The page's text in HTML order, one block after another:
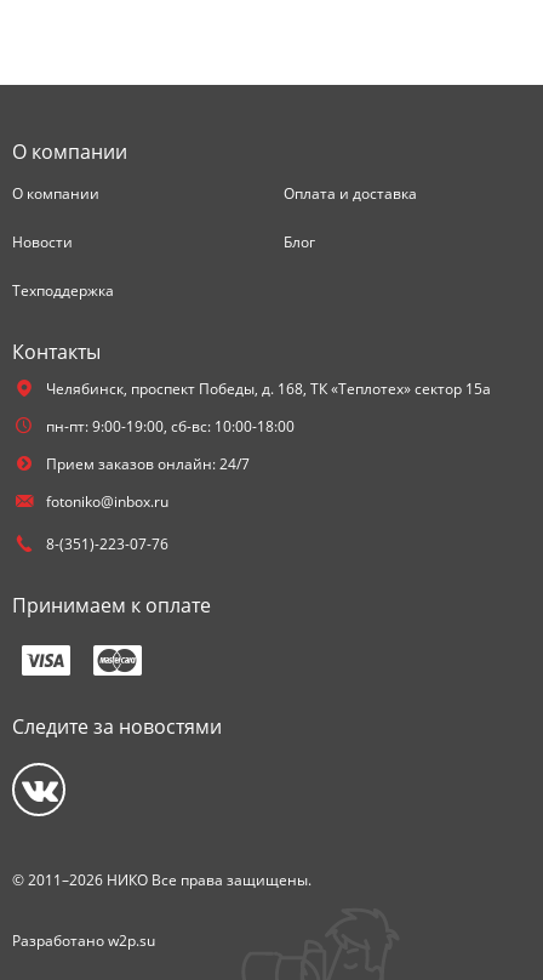
О компании
О компании Оплата и доставка
Новости Блог
Техподдержка
Контакты
Челябинск, проспект Победы, д. 168, ТК «Теплотех» сектор 15а
пн-пт: 9:00-19:00, сб-вс: 10:00-18:00
Прием заказов онлайн: 24/7
fotoniko@inbox.ru
8-(351)-223-07-76
Принимаем к оплате
Следите за новостями
© 2011–2026 НИКО Все права защищены.
Разработаноw2p.su